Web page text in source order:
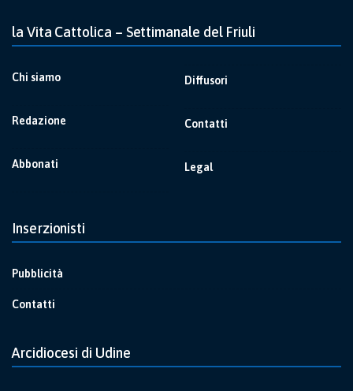
la Vita Cattolica – Settimanale del Friuli
Chi siamo
Redazione
Abbonati
Diffusori
Contatti
Legal
Inserzionisti
Pubblicità
Contatti
Arcidiocesi di Udine